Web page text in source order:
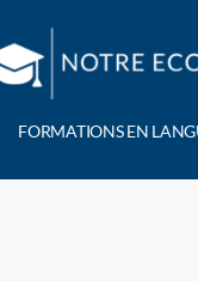
FORMATIONS EN